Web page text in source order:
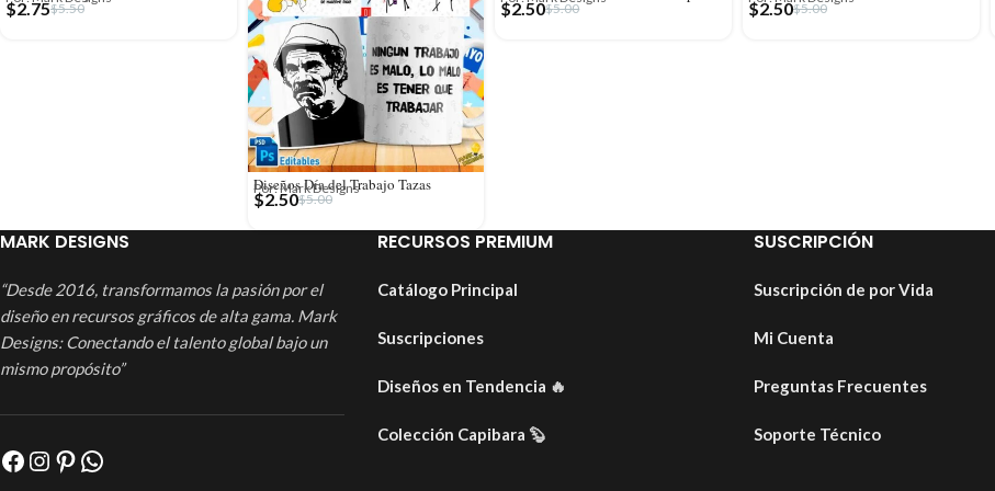
$5.50
$2.75
Diseños Día del Trabajo Tazas
Por: Mark Designs
$5.00
$2.50
$5.00
$2.50 $5.00
$2.50
MARK DESIGNS
“Desde 2016, transformamos la pasión por el
diseño en recursos gráficos de alta gama. Mark
Designs: Conectando el talento global bajo un
mismo propósito”
RECURSOS PREMIUM
Catálogo Principal
Suscripciones
Diseños en Tendencia 🔥
Colección Capibara 🦫
SUSCRIPCIÓN
Suscripción de por Vida
Mi Cuenta
Preguntas Frecuentes
Soporte Técnico